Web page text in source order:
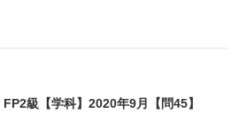
FP2級【学科】2020年9月【問45】